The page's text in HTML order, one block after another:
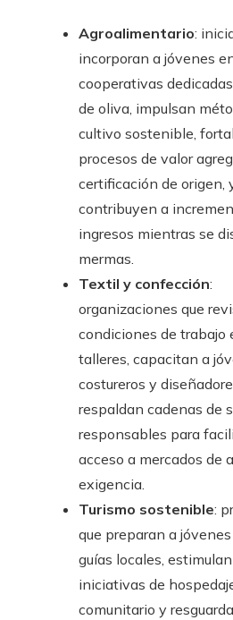
Agroalimentario:
incorporan a jóvenes
cooperativas
de oliva, impulsan
cultivo sostenible,
procesos de valor
certificación de origen,
contribuyen a
ingresos mientras se
mermas.
Textil y confección:
organizaciones que
condiciones de trabajo
talleres, capacitan a
costureros y
respaldan cadenas de
responsables para
acceso a mercados de
exigencia.
Turismo sostenible:
que preparan a
guías locales, estimulan
iniciativas de
comunitario y